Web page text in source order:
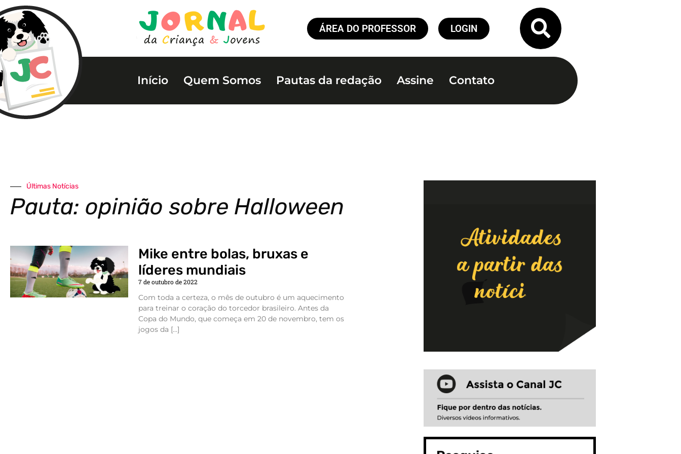
ÁREA DO PROFESSOR LOGIN
Início Quem Somos Pautas da redação Assine Contato
Últimas Notícias
Pauta: opinião sobre Halloween
Mike entre bolas, bruxas e
líderes mundiais
7 de outubro de 2022
Com toda a certeza, o mês de outubro é um aquecimento
para treinar o coração do torcedor brasileiro. Antes da
Copa do Mundo, que começa em 20 de novembro, tem os
jogos da […]